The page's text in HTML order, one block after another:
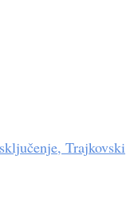
Trajkovski